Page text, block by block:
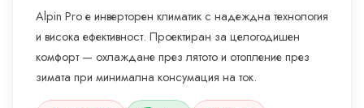
Alpin Pro е инверторен климатик с надеждна технология
и висока ефективност. Проектиран за целогодишен
комфорт — охлаждане през лятото и отопление през
зимата при минимална консумация на ток.